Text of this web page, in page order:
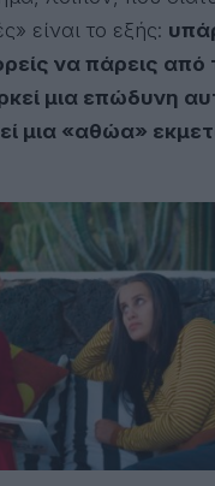
είναι το εξής:
να πάρεις από
μια επώδυνη
μια «αθώα»